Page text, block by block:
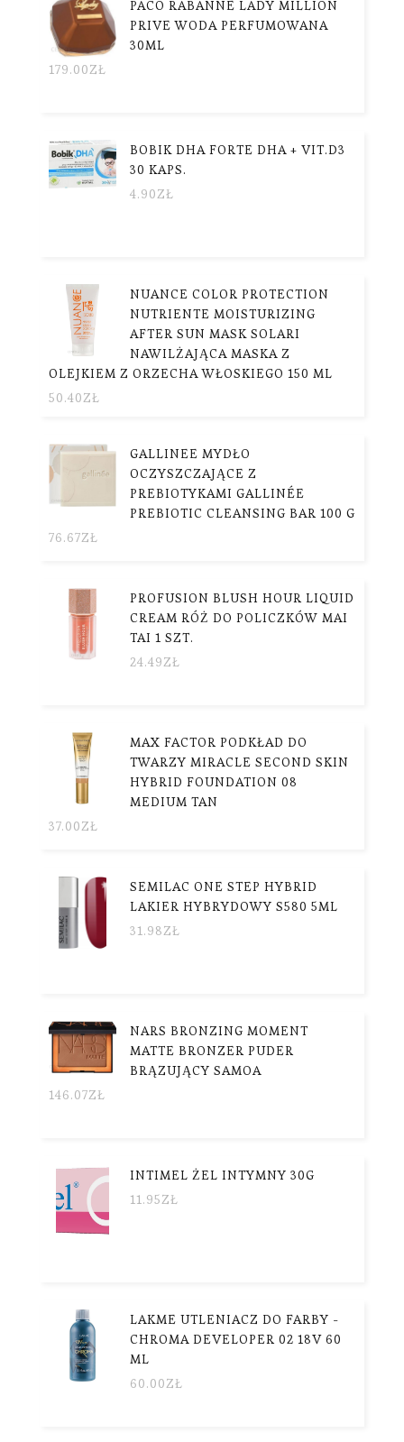
PACO RABANNE LADY MILLION
PRIVE WODA PERFUMOWANA
30ML
179.00ZŁ
BOBIK DHA FORTE DHA + VIT.D3
30 KAPS.
4.90ZŁ
NUANCE COLOR PROTECTION
NUTRIENTE MOISTURIZING
AFTER SUN MASK SOLARI
NAWILŻAJĄCA MASKA ​​Z
OLEJKIEM Z ORZECHA WŁOSKIEGO 150 ML
50.40ZŁ
GALLINEE MYDŁO
OCZYSZCZAJĄCE Z
PREBIOTYKAMI GALLINÉE
PREBIOTIC CLEANSING BAR 100 G
76.67ZŁ
PROFUSION BLUSH HOUR LIQUID
CREAM RÓŻ DO POLICZKÓW MAI
TAI 1 SZT.
24.49ZŁ
MAX FACTOR PODKŁAD DO
TWARZY MIRACLE SECOND SKIN
HYBRID FOUNDATION 08
MEDIUM TAN
37.00ZŁ
SEMILAC ONE STEP HYBRID
LAKIER HYBRYDOWY S580 5ML
31.98ZŁ
NARS BRONZING MOMENT
MATTE BRONZER PUDER
BRĄZUJĄCY SAMOA
146.07ZŁ
INTIMEL ŻEL INTYMNY 30G
11.95ZŁ
LAKME UTLENIACZ DO FARBY -
CHROMA DEVELOPER 02 18V 60
ML
60.00ZŁ